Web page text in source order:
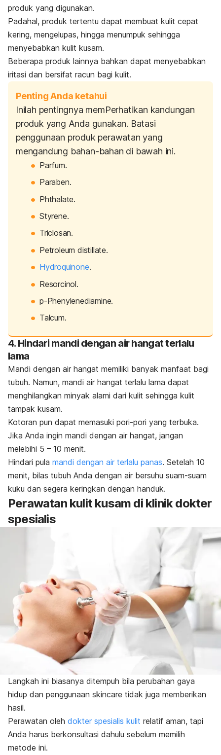
produk yang digunakan.
Padahal, produk tertentu dapat membuat kulit cepat
kering, mengelupas, hingga menumpuk sehingga
menyebabkan kulit kusam.
Beberapa produk lainnya bahkan dapat menyebabkan
iritasi dan bersifat racun bagi kulit.
Penting Anda ketahui
Inilah pentingnya memPerhatikan kandungan
produk yang Anda gunakan. Batasi
penggunaan produk perawatan yang
mengandung bahan-bahan di bawah ini.
Parfum.
Paraben.
Phthalate.
Styrene.
Triclosan.
Petroleum distillate.
Hydroquinone.
Resorcinol.
p-Phenylenediamine.
Talcum.
4. Hindari mandi dengan air hangat terlalu
lama
Mandi dengan air hangat memiliki banyak manfaat bagi
tubuh. Namun, mandi air hangat terlalu lama dapat
menghilangkan minyak alami dari kulit sehingga kulit
tampak kusam.
Kotoran pun dapat memasuki pori-pori yang terbuka.
Jika Anda ingin mandi dengan air hangat, jangan
melebihi 5 – 10 menit.
Hindari pula mandi dengan air terlalu panas. Setelah 10
menit, bilas tubuh Anda dengan air bersuhu suam-suam
kuku dan segera keringkan dengan handuk.
Perawatan kulit kusam di klinik dokter
spesialis
Langkah ini biasanya ditempuh bila perubahan gaya
hidup dan penggunaan skincare tidak juga memberikan
hasil.
Perawatan oleh dokter spesialis kulit relatif aman, tapi
Anda harus berkonsultasi dahulu sebelum memilih
metode ini.